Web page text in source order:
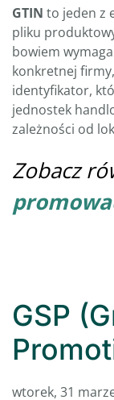
GTIN to jeden z
pliku
bowiem
konkretnej
identyfikator,
jednostek
zależności od
Zobacz
GSP
wtorek, 31